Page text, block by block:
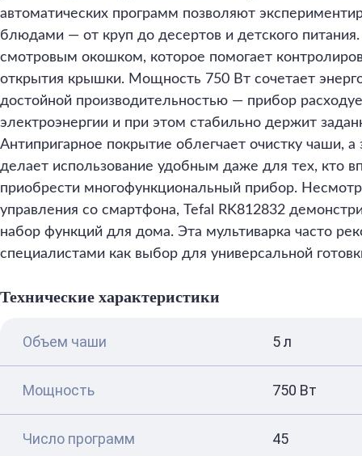
автоматических программ позволяют
блюдами — от круп до десертов и детского
смотровым окошком, которое помогает
открытия крышки. Мощность 750 Вт сочетает
достойной производительностью — прибор
электроэнергии и при этом стабильно держит
Антипригарное покрытие облегчает очистку чаши,
делает использование удобным даже для тех, кто
приобрести многофункциональный прибор.
управления со смартфона, Tefal RK812832
набор функций для дома. Эта мультиварка часто
специалистами как выбор для универсальной
Технические характеристики
Объем чаши 5 л
Мощность 750 Вт
Число программ 45